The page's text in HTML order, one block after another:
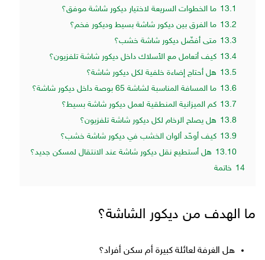
13.1 ما الخطوات السريعة لاختيار ديكور شاشة موفق؟
13.2 ما الفرق بين ديكور شاشة بسيط وديكور فخم؟
13.3 متى أفضّل ديكور شاشة خشب؟
13.4 كيف أتعامل مع الأسلاك داخل ديكور شاشة تلفزيون؟
13.5 هل أحتاج إضاءة خلفية لكل ديكور شاشة؟
13.6 ما المسافة المناسبة لشاشة 65 بوصة داخل ديكور شاشة؟
13.7 كم الميزانية المنطقية لعمل ديكور شاشة بسيط؟
13.8 هل يصلح الرخام لكل ديكور شاشة تلفزيون؟
13.9 كيف أوحّد ألوان الخشب في ديكور شاشة خشب؟
13.10 هل أستطيع نقل ديكور شاشة عند الانتقال لمسكن جديد؟
14 خاتمة
ما الهدف من ديكور الشاشة؟
هل الغرفة لعائلة كبيرة أم سكن أفراد؟